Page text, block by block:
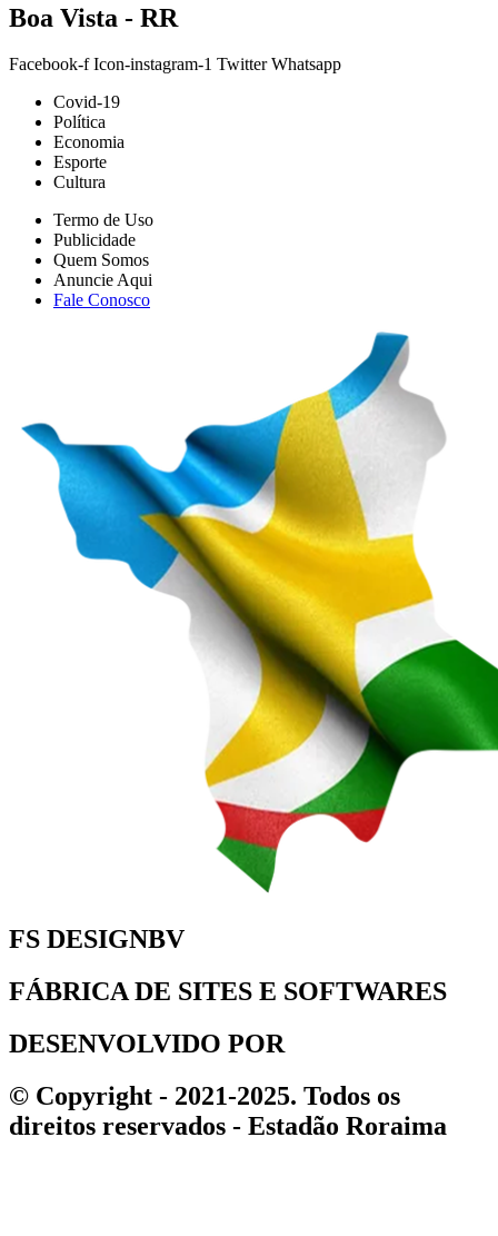
Boa Vista - RR
Facebook-f Icon-instagram-1 Twitter Whatsapp
Covid-19
Política
Economia
Esporte
Cultura
Termo de Uso
Publicidade
Quem Somos
Anuncie Aqui
Fale Conosco
FS DESIGNBV
FÁBRICA DE SITES E SOFTWARES
DESENVOLVIDO POR
© Copyright - 2021-2025. Todos os
direitos reservados - Estadão Roraima